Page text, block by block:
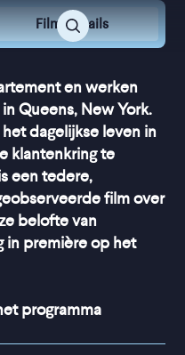
Film Details
en werken
Queens, New York.
dagelijkse leven in
klantenkring te
een tedere,
film over
belofte van
in première op het
programma